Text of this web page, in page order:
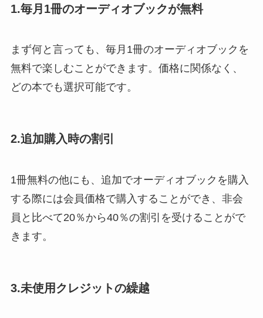
1.毎月1冊のオーディオブックが無料
まず何と言っても、毎月1冊のオーディオブックを
無料で楽しむことができます。価格に関係なく、
どの本でも選択可能です。
2.追加購入時の割引
1冊無料の他にも、追加でオーディオブックを購入
する際には会員価格で購入することができ、非会
員と比べて20％から40％の割引を受けることがで
きます。
3.未使用クレジットの繰越